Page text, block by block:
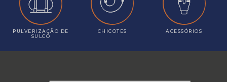
PULVERIZAÇÃO DE
SULCO
CHICOTES ACESSÓRIOS